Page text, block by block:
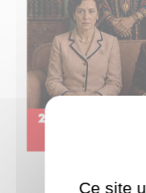
Ce site